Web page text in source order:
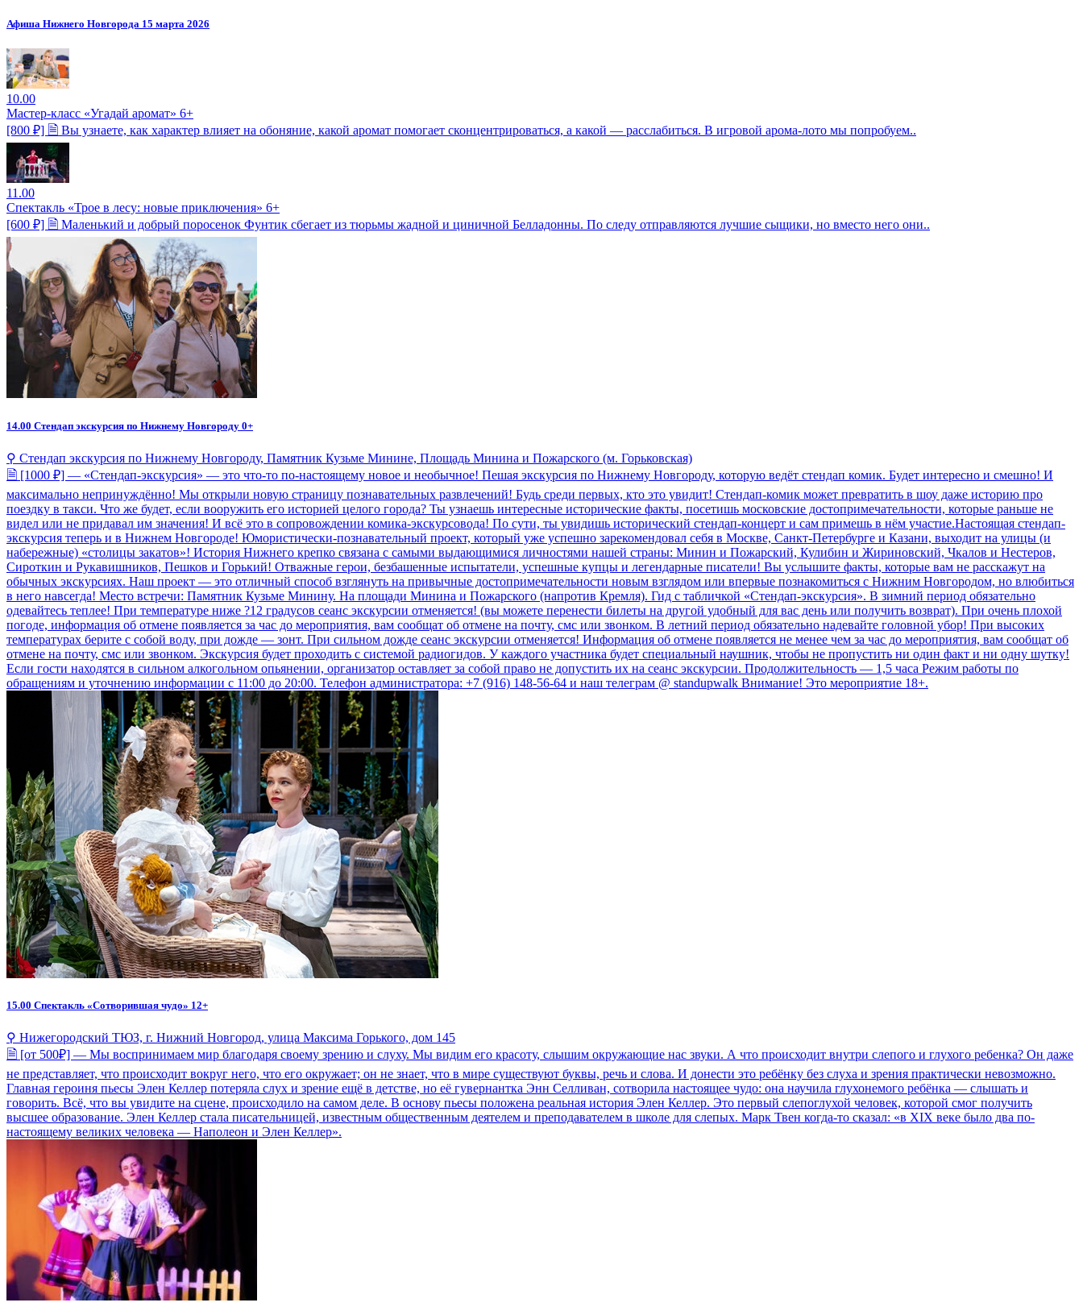
Афиша Нижнего Новгорода 15 марта 2026
10.00
Мастер-класс «Угадай аромат» 6+
[800 ₽] 🗎 Вы узнаете, как характер влияет на обоняние, какой аромат помогает сконцентрироваться, а какой — расслабиться. В игровой арома-лото мы попробуем..
11.00
Спектакль «Трое в лесу: новые приключения» 6+
[600 ₽] 🗎 Маленький и добрый поросенок Фунтик сбегает из тюрьмы жадной и циничной Белладонны. По следу отправляются лучшие сыщики, но вместо него они..
14.00 Стендап экскурсия по Нижнему Новгороду 0+
⚲ Стендап экскурсия по Нижнему Новгороду, Памятник Кузьме Мининe, Площадь Минина и Пожарского (м. Горьковская)
🗎 [1000 ₽] — «Стендап-экскурсия» — это что-то по-настоящему новое и необычное! Пешая экскурсия по Нижнему Новгороду, которую ведёт стендап комик. Будет интересно и смешно! И
максимально непринуждённо! Мы открыли новую страницу познавательных развлечений! Будь среди первых, кто это увидит! Стендап-комик может превратить в шоу даже историю про
поездку в такси. Что же будет, если вооружить его историей целого города? Ты узнаешь интересные исторические факты, посетишь московские достопримечательности, которые раньше не
видел или не придавал им значения! И всё это в сопровождении комика-экскурсовода! По сути, ты увидишь исторический стендап-концерт и сам примешь в нём участие.Настоящая стендап-
экскурсия теперь и в Нижнем Новгороде! Юмористически-познавательный проект, который уже успешно зарекомендовал себя в Москве, Санкт-Петербурге и Казани, выходит на улицы (и
набережные) «столицы закатов»! История Нижнего крепко связана с самыми выдающимися личностями нашей страны: Минин и Пожарский, Кулибин и Жириновский, Чкалов и Нестеров,
Сироткин и Рукавишников, Пешков и Горький! Отважные герои, безбашенные испытатели, успешные купцы и легендарные писатели! Вы услышите факты, которые вам не расскажут на
обычных экскурсиях. Наш проект — это отличный способ взглянуть на привычные достопримечательности новым взглядом или впервые познакомиться с Нижним Новгородом, но влюбиться
в него навсегда! Место встречи: Памятник Кузьме Минину. На площади Минина и Пожарского (напротив Кремля). Гид с табличкой «Стендап-экскурсия». В зимний период обязательно
одевайтесь теплее! При температуре ниже ?12 градусов сеанс экскурсии отменяется! (вы можете перенести билеты на другой удобный для вас день или получить возврат). При очень плохой
погоде, информация об отмене появляется за час до мероприятия, вам сообщат об отмене на почту, смс или звонком. В летний период обязательно надевайте головной убор! При высоких
температурах берите с собой воду, при дожде — зонт. При сильном дожде сеанс экскурсии отменяется! Информация об отмене появляется не менее чем за час до мероприятия, вам сообщат об
отмене на почту, смс или звонком. Экскурсия будет проходить с системой радиогидов. У каждого участника будет специальный наушник, чтобы не пропустить ни один факт и ни одну шутку!
Если гости находятся в сильном алкогольном опьянении, организатор оставляет за собой право не допустить их на сеанс экскурсии. Продолжительность — 1,5 часа Режим работы по
обращениям и уточнению информации с 11:00 до 20:00. Телефон администратора: +7 (916) 148-56-64 и наш телеграм @ standupwalk Внимание! Это мероприятие 18+.
15.00 Спектакль «Сотворившая чудо» 12+
⚲ Нижегородский ТЮЗ, г. Нижний Новгород, улица Максима Горького, дом 145
🗎 [от 500₽] — Мы воспринимаем мир благодаря своему зрению и слуху. Мы видим его красоту, слышим окружающие нас звуки. А что происходит внутри слепого и глухого ребенка? Он даже
не представляет, что происходит вокруг него, что его окружает; он не знает, что в мире существуют буквы, речь и слова. И донести это ребёнку без слуха и зрения практически невозможно.
Главная героиня пьесы Элен Келлер потеряла слух и зрение ещё в детстве, но её гувернантка Энн Селливан, сотворила настоящее чудо: она научила глухонемого ребёнка — слышать и
говорить. Всё, что вы увидите на сцене, происходило на самом деле. В основу пьесы положена реальная история Элен Келлер. Это первый слепоглухой человек, которой смог получить
высшее образование. Элен Келлер стала писательницей, известным общественным деятелем и преподавателем в школе для слепых. Марк Твен когда-то сказал: «в XIX веке было два по-
настоящему великих человека — Наполеон и Элен Келлер».